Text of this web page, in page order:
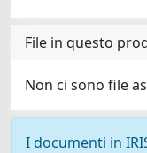
File in questo
Non ci sono file
I documenti in